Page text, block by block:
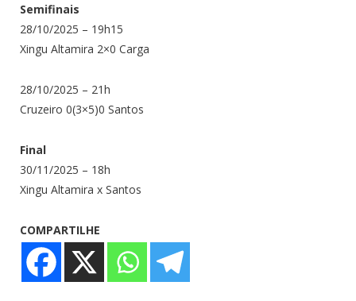
Semifinais
28/10/2025 – 19h15
Xingu Altamira 2×0 Carga
28/10/2025 – 21h
Cruzeiro 0(3×5)0 Santos
Final
30/11/2025 – 18h
Xingu Altamira x Santos
COMPARTILHE